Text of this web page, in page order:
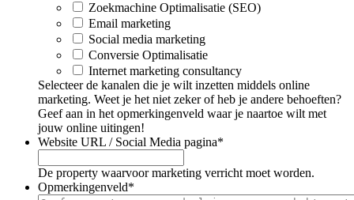
Zoekmachine Optimalisatie (SEO)
Email marketing
Social media marketing
Conversie Optimalisatie
Internet marketing consultancy
Selecteer de kanalen die je wilt inzetten middels online
marketing. Weet je het niet zeker of heb je andere behoeften?
Geef aan in het opmerkingenveld waar je naartoe wilt met
jouw online uitingen!
Website URL / Social Media pagina*
De property waarvoor marketing verricht moet worden.
Opmerkingenveld*